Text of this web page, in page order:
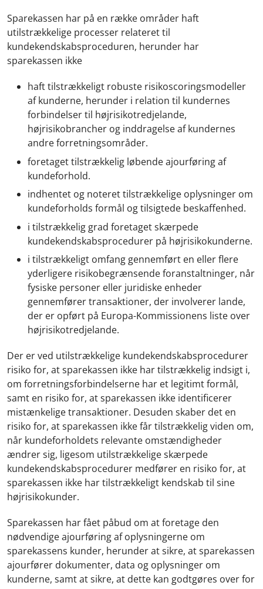
Sparekassen har på en række områder haft
utilstrækkelige processer relateret til
kundekendskabsproceduren, herunder har
sparekassen ikke
haft tilstrækkeligt robuste risikoscoringsmodeller
af kunderne, herunder i relation til kundernes
forbindelser til højrisikotredjelande,
højrisikobrancher og inddragelse af kundernes
andre forretningsområder.
foretaget tilstrækkelig løbende ajourføring af
kundeforhold.
indhentet og noteret tilstrækkelige oplysninger om
kundeforholds formål og tilsigtede beskaffenhed.
i tilstrækkelig grad foretaget skærpede
kundekendskabsprocedurer på højrisikokunderne.
i tilstrækkeligt omfang gennemført en eller flere
yderligere risikobegrænsende foranstaltninger, når
fysiske personer eller juridiske enheder
gennemfører transaktioner, der involverer lande,
der er opført på Europa-Kommissionens liste over
højrisikotredjelande.
Der er ved utilstrækkelige kundekendskabsprocedurer
risiko for, at sparekassen ikke har tilstrækkelig indsigt i,
om forretningsforbindelserne har et legitimt formål,
samt en risiko for, at sparekassen ikke identificerer
mistænkelige transaktioner. Desuden skaber det en
risiko for, at sparekassen ikke får tilstrækkelig viden om,
når kundeforholdets relevante omstændigheder
ændrer sig, ligesom utilstrækkelige skærpede
kundekendskabsprocedurer medfører en risiko for, at
sparekassen ikke har tilstrækkeligt kendskab til sine
højrisikokunder.
Sparekassen har fået påbud om at foretage den
nødvendige ajourføring af oplysningerne om
sparekassens kunder, herunder at sikre, at sparekassen
ajourfører dokumenter, data og oplysninger om
kunderne, samt at sikre, at dette kan godtgøres over for